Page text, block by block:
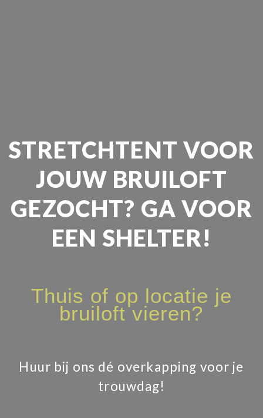
STRETCHTENT VOOR
JOUW BRUILOFT
GEZOCHT? GA VOOR
EEN SHELTER!
Thuis of op locatie je
bruiloft vieren?
Huur bij ons dé overkapping voor je
trouwdag!